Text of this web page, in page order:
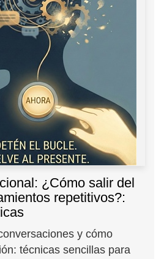
¿Cómo salir del
repetitivos?:
y cómo
técnicas sencillas para